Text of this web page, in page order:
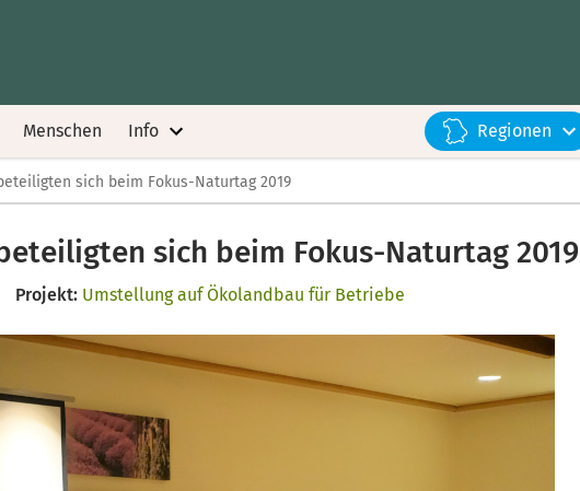
Menschen Info Regionen
sich beim Fokus-Naturtag 2019
sich beim Fokus-Naturtag 2019
Projekt: Umstellung auf Ökolandbau für Betriebe